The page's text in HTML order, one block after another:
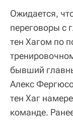
Ожидается,
переговоры
тен Хагом по
бывший
Алекс
тен Хаг
команде.